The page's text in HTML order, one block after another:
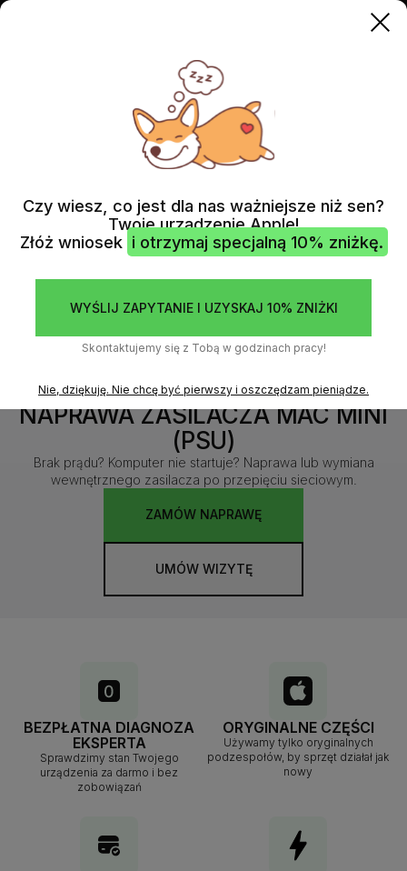
NAPRAWA ZASILACZA MAC MINI
(PSU)
Brak prądu? Komputer nie startuje? Naprawa lub wymiana
wewnętrznego zasilacza po przepięciu sieciowym.
ZAMÓW NAPRAWĘ
UMÓW WIZYTĘ
NAPRAWA ZASILACZA (PSU)
BEZPŁATNA DIAGNOZA
EKSPERTA
Sprawdzimy stan Twojego
urządzenia za darmo i bez
zobowiązań
ORYGINALNE CZĘŚCI
Używamy tylko oryginalnych
podzespołów, by sprzęt działał jak
nowy
Czy wiesz, co jest dla nas ważniejsze niż sen?
Twoje urządzenie Apple!
Złóż wniosek i otrzymaj specjalną 10% zniżkę.
WYŚLIJ ZAPYTANIE I UZYSKAJ 10% ZNIŻKI
Skontaktujemy się z Tobą w godzinach pracy!
Nie, dziękuję. Nie chcę być pierwszy i oszczędzam pieniądze.